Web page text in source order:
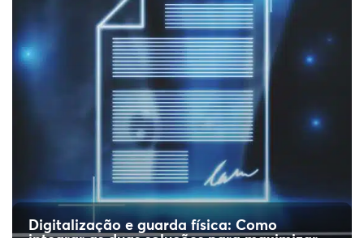
Digitalização e guarda física: Como